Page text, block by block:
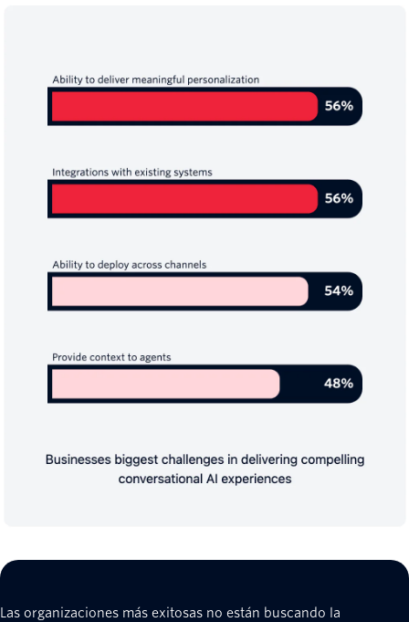
Las organizaciones más exitosas no están buscando la